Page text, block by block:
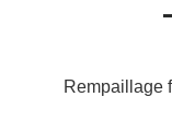
Rempaillage